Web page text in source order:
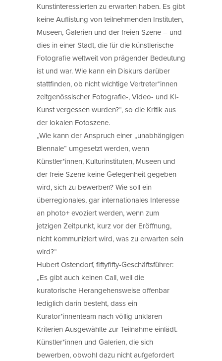
Kunstinteressierten zu erwarten haben. Es gibt
keine Auflistung von teilnehmenden Instituten,
Museen, Galerien und der freien Szene – und
dies in einer Stadt, die für die künstlerische
Fotografie weltweit von prägender Bedeutung
ist und war. Wie kann ein Diskurs darüber
stattfinden, ob nicht wichtige Vertreter*innen
zeitgenössischer Fotografie-, Video- und KI-
Kunst vergessen wurden?“, so die Kritik aus
der lokalen Fotoszene.
„Wie kann der Anspruch einer „unabhängigen
Biennale“ umgesetzt werden, wenn
Künstler*innen, Kulturinstituten, Museen und
der freie Szene keine Gelegenheit gegeben
wird, sich zu bewerben? Wie soll ein
überregionales, gar internationales Interesse
an photo+ evoziert werden, wenn zum
jetzigen Zeitpunkt, kurz vor der Eröffnung,
nicht kommuniziert wird, was zu erwarten sein
wird?“
Hubert Ostendorf, fiftyfifty-Geschäftsführer:
„Es gibt auch keinen Call, weil die
kuratorische Herangehensweise offenbar
lediglich darin besteht, dass ein
Kurator*innenteam nach völlig unklaren
Kriterien Ausgewählte zur Teilnahme einlädt.
Künstler*innen und Galerien, die sich
bewerben, obwohl dazu nicht aufgefordert